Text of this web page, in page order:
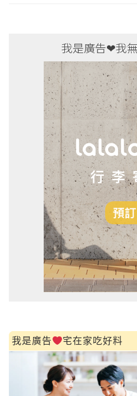
我是廣告 宅在家吃好料